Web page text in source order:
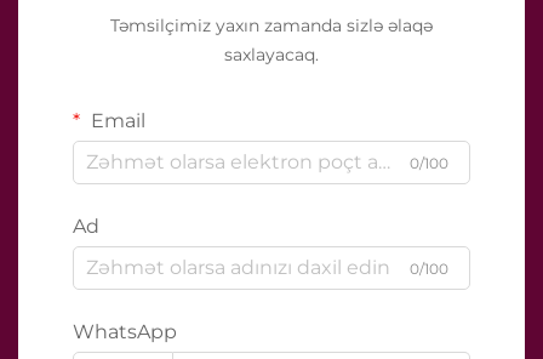
Təmsilçimiz yaxın zamanda sizlə əlaqə
saxlayacaq.
Email
0/100
Ad
0/100
WhatsApp